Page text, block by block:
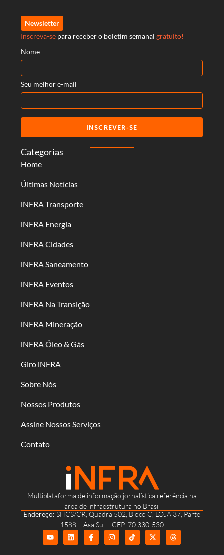
Multiplataforma de informação jornalística referência na
área de infraestrutura no Brasil
Endereço: SHCS/CR, Quadra 502, Bloco C, LOJA 37, Parte
1588 – Asa Sul – CEP: 70.330-530
Categorias
Home
Últimas Notícias
iNFRA Transporte
iNFRA Energia
iNFRA Cidades
iNFRA Saneamento
iNFRA Eventos
iNFRA Na Transição
iNFRA Mineração
iNFRA Óleo & Gás
Giro iNFRA
Sobre Nós
Nossos Produtos
Assine Nossos Serviços
Contato
Newsletter
Inscreva-se para receber o boletim semanal gratuito!
Nome
Seu melhor e-mail
INSCREVER-SE